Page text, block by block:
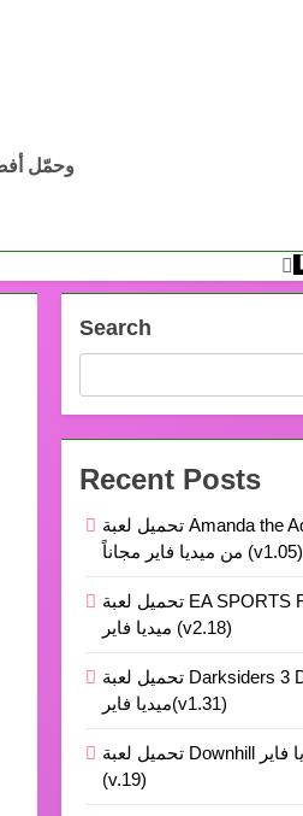
Search
Recent Posts
تحميل لعبة Amanda the Adventurer للكمبيوتر
من ميديا فاير مجاناً (v1.05)
تحميل لعبة EA SPORTS FC 24 للكمبيوتر من
ميديا فاير (v2.18)
تحميل لعبة Darksiders 3 Deluxe للكمبيوتر من
ميديا فاير(v1.31)
تحميل لعبة Downhill للكمبيوتر من ميديا فاير
(v.19)